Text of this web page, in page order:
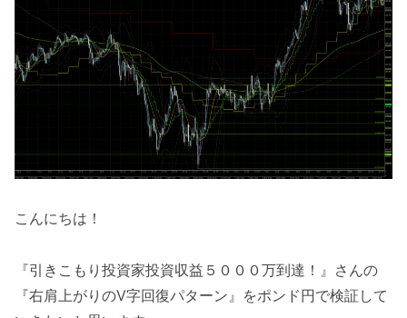
こんにちは！
『引きこもり投資家投資収益５０００万到達！』さんの
『右肩上がりのV字回復パターン』をポンド円で検証して